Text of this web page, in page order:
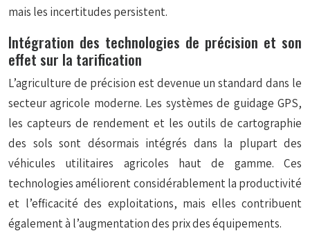
mais les incertitudes persistent.
Intégration des technologies de précision et son
effet sur la tarification
L’agriculture de précision est devenue unstandarddans le
secteur agricole moderne. Les systèmes de guidage GPS,
les capteurs de rendement et les outils de cartographie
des sols sont désormais intégrés dans la plupart des
véhicules utilitaires agricoles haut de gamme. Ces
technologies améliorent considérablement la productivité
et l’efficacité des exploitations, mais elles contribuent
également à l’augmentation des prix des équipements.